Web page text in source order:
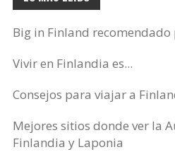
Big in Finland recomendado
Vivir en Finlandia es...
Consejos para viajar a
Mejores sitios donde ver la
Finlandia y Laponia